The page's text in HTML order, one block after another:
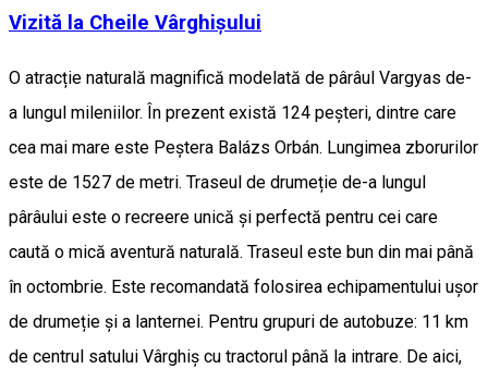
Vizită la Cheile Vârghișului
O atracție naturală magnifică modelată de pârâul Vargyas de-
a lungul mileniilor. În prezent există 124 peșteri, dintre care
cea mai mare este Peștera Balázs Orbán. Lungimea zborurilor
este de 1527 de metri. Traseul de drumeție de-a lungul
pârâului este o recreere unică și perfectă pentru cei care
caută o mică aventură naturală. Traseul este bun din mai până
în octombrie. Este recomandată folosirea echipamentului ușor
de drumeție și a lanternei. Pentru grupuri de autobuze: 11 km
de centrul satului Vârghiș cu tractorul până la intrare. De aici,